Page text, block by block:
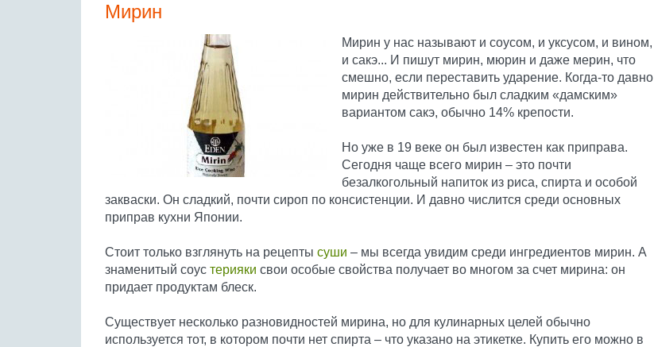
Мирин
Мирин у нас называют и соусом, и уксусом, и вином,
и сакэ... И пишут мирин, мюрин и даже мерин, что
смешно, если переставить ударение. Когда-то давно
мирин действительно был сладким «дамским»
вариантом сакэ, обычно 14% крепости.
Но уже в 19 веке он был известен как приправа.
Сегодня чаще всего мирин – это почти
безалкогольный напиток из риса, спирта и особой
закваски. Он сладкий, почти сироп по консистенции. И давно числится среди основных
приправ кухни Японии.
Стоит только взглянуть на рецепты суши – мы всегда увидим среди ингредиентов мирин. А
знаменитый соус терияки свои особые свойства получает во многом за счет мирина: он
придает продуктам блеск.
Существует несколько разновидностей мирина, но для кулинарных целей обычно
используется тот, в котором почти нет спирта – что указано на этикетке. Купить его можно в